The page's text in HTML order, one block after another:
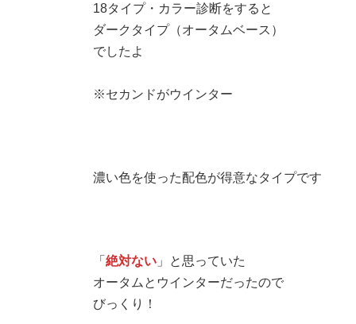
18タイプ・カラー診断をすると
ダークタイプ（オータムベース）
でしたよ
※セカンドがウインター
濃い色を使った配色が得意なタイプです
「 絶対ない 」と思っていた
オータムとウインターだったので
びっくり！